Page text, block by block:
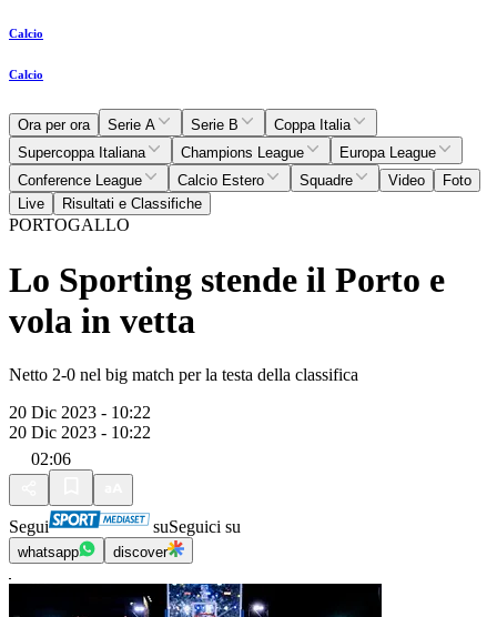
Calcio
Calcio
Ora per ora Serie A Serie B
Coppa Italia
Supercoppa Italiana
Champions League
Europa League
Conference League
Calcio Estero Squadre Video
Foto
Live
Risultati e Classifiche
PORTOGALLO
Lo Sporting stende il Porto e
vola in vetta
Netto 2-0 nel big match per la testa della classifica
20 Dic 2023 - 10:22
20 Dic 2023 - 10:22
02:06
Segui suSeguici su
whatsapp discover